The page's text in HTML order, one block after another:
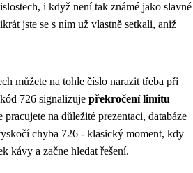
i když není tak známé jako slavné
jste se s ním už vlastně setkali, aniž
můžete na tohle číslo narazit třeba při
726 signalizuje překročení limitu
pracujete na důležité prezentaci, databáze
chyba 726 - klasický moment, kdy
kávy a začne hledat řešení.